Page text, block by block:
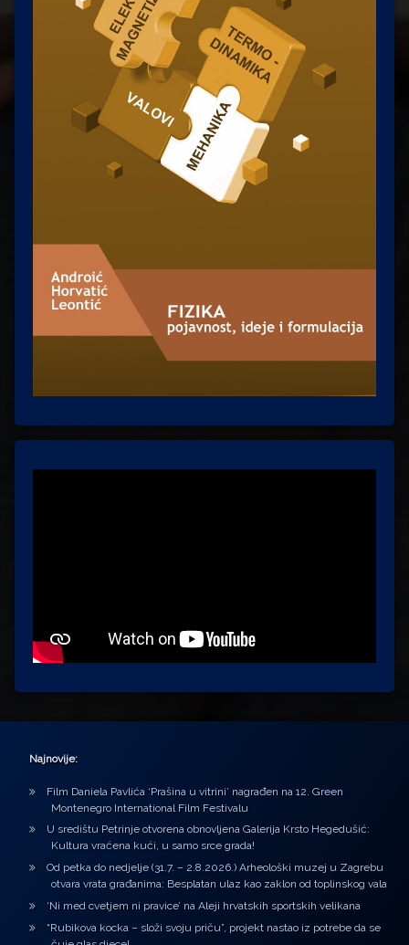
Najnovije:
Film Daniela Pavlića ‘Prašina u vitrini’ nagrađen na 12. Green
Montenegro International Film Festivalu
U središtu Petrinje otvorena obnovljena Galerija Krsto Hegedušić:
Kultura vraćena kući, u samo srce grada!
Od petka do nedjelje (31.7. – 2.8.2026.) Arheološki muzej u Zagrebu
otvara vrata građanima: Besplatan ulaz kao zaklon od toplinskog vala
‘Ni med cvetjem ni pravice’ na Aleji hrvatskih sportskih velikana
“Rubikova kocka – složi svoju priču”, projekt nastao iz potrebe da se